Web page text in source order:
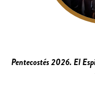
Pentecostés 2026. El